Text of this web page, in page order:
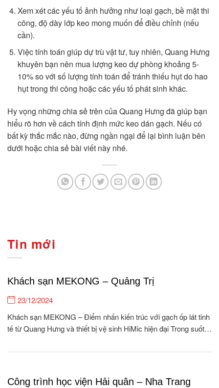
Xem xét các yếu tố ảnh hưởng như loại gạch, bề mặt thi
công, độ dày lớp keo mong muốn để điều chỉnh (nếu
cần).
Việc tính toán giúp dự trù vật tư, tuy nhiên, Quang Hưng
khuyên bạn nên mua lượng keo dự phòng khoảng 5-
10% so với số lượng tính toán để tránh thiếu hụt do hao
hụt trong thi công hoặc các yếu tố phát sinh khác.
Hy vọng những chia sẻ trên của Quang Hưng đã giúp bạn
hiểu rõ hơn về cách tính định mức keo dán gạch. Nếu có
bất kỳ thắc mắc nào, đừng ngần ngại để lại bình luận bên
dưới hoặc chia sẻ bài viết này nhé.
Tin mới
Khách sạn MEKONG – Quảng Trị
23/12/2024
Khách sạn MEKONG – Điểm nhấn kiến trúc với gạch ốp lát tinh
tế từ Quang Hưng và thiết bị vệ sinh HiMic hiện đại Trong suốt
cung cấp gạch ốp lát & Thiết bị vệ...
Công trình học viện Hải quân – Nha Trang